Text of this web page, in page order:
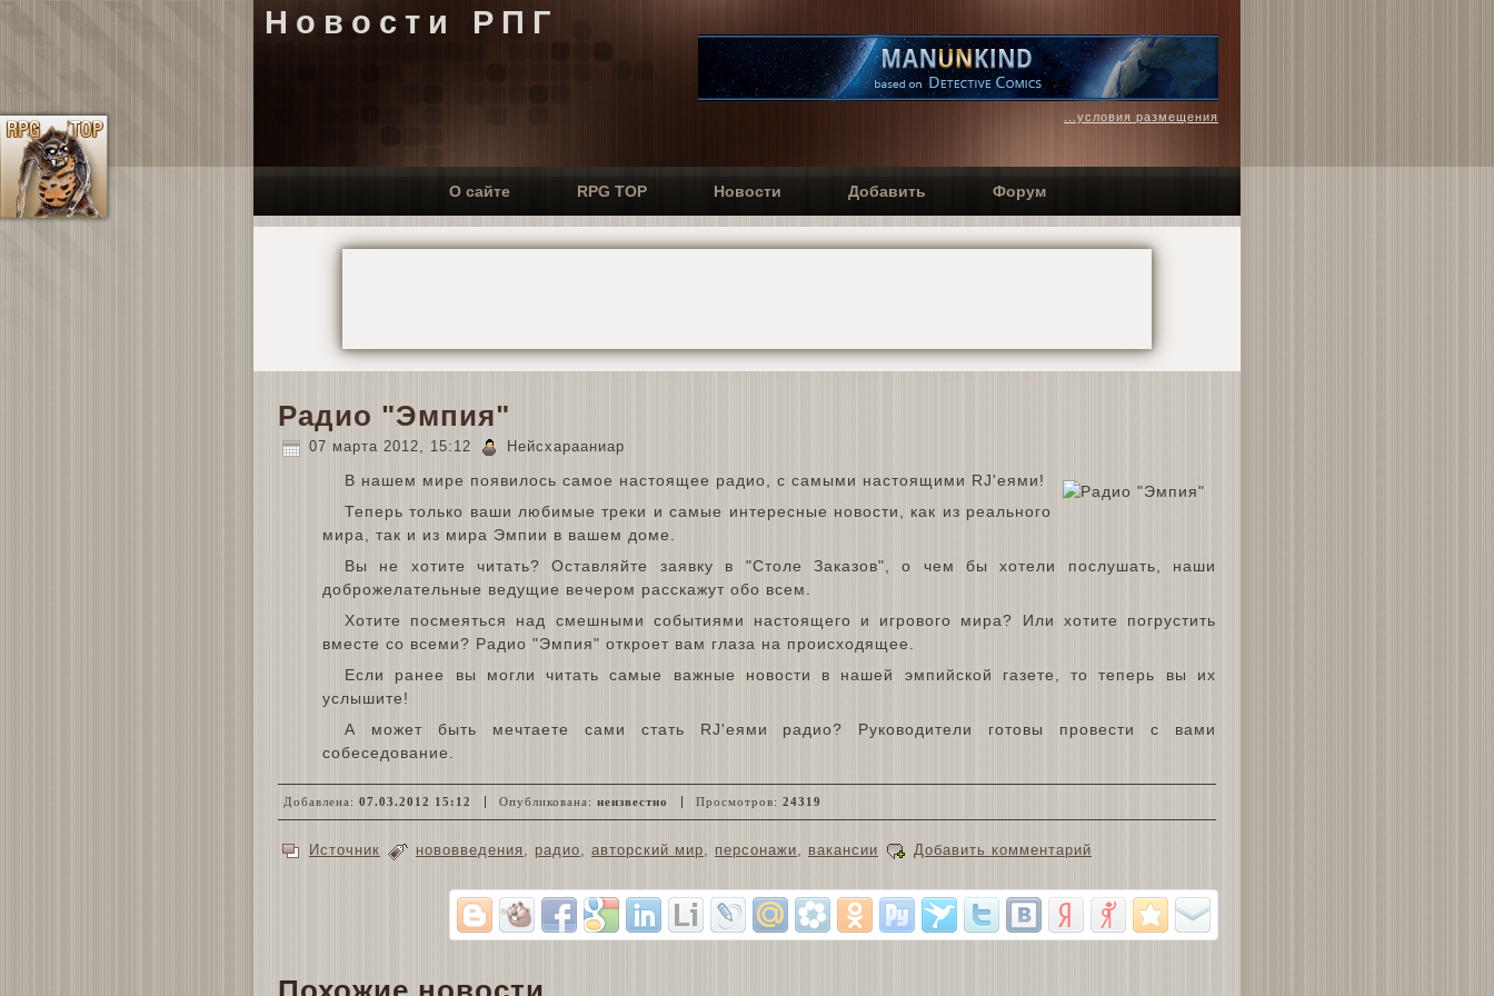
Новости РПГ
...условия размещения
О сайте RPG TOP Новости Добавить Форум
Радио "Эмпия"
07 марта 2012, 15:12 Нейсхарааниар
В нашем мире появилось самое настоящее радио, с самыми настоящими RJ'еями!
Теперь только ваши любимые треки и самые интересные новости, как из реального
мира, так и из мира Эмпии в вашем доме.
Вы не хотите читать? Оставляйте заявку в "Столе Заказов", о чем бы хотели послушать, наши
доброжелательные ведущие вечером расскажут обо всем.
Хотите посмеяться над смешными событиями настоящего и игрового мира? Или хотите погрустить
вместе со всеми? Радио "Эмпия" откроет вам глаза на происходящее.
Если ранее вы могли читать самые важные новости в нашей эмпийской газете, то теперь вы их
услышите!
А может быть мечтаете сами стать RJ'еями радио? Руководители готовы провести с вами
собеседование.
Добавлена: 07.03.2012 15:12 Опубликована: неизвестно Просмотров: 24319
Источник нововведения радио авторский мир персонажи вакансии Добавить комментарий